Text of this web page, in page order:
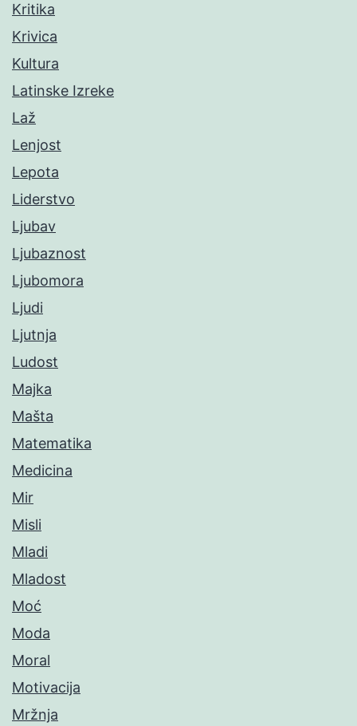
Kritika
Krivica
Kultura
Latinske Izreke
Laž
Lenjost
Lepota
Liderstvo
Ljubav
Ljubaznost
Ljubomora
Ljudi
Ljutnja
Ludost
Majka
Mašta
Matematika
Medicina
Mir
Misli
Mladi
Mladost
Moć
Moda
Moral
Motivacija
Mržnja